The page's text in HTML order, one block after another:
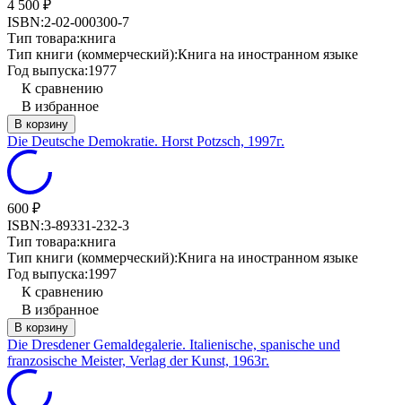
4 500 ₽
ISBN:2-02-000300-7
Тип товара:книга
Тип книги (коммерческий):Книга на иностранном языке
Год выпуска:1977
К сравнению
В избранное
В корзину
Die Deutsche Demokratie. Horst Potzsch, 1997г.
600 ₽
ISBN:3-89331-232-3
Тип товара:книга
Тип книги (коммерческий):Книга на иностранном языке
Год выпуска:1997
К сравнению
В избранное
В корзину
Die Dresdener Gemaldegalerie. Italienische, spanische und
franzosische Meister, Verlag der Kunst, 1963г.